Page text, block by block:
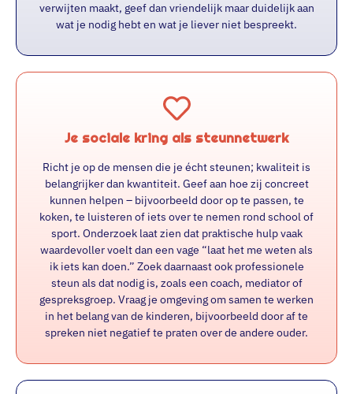
verwijten maakt, geef dan vriendelijk maar duidelijk aan
wat je nodig hebt en wat je liever niet bespreekt.
Je sociale kring als steunnetwerk
Richt je op de mensen die je écht steunen; kwaliteit is
belangrijker dan kwantiteit. Geef aan hoe zij concreet
kunnen helpen – bijvoorbeeld door op te passen, te
koken, te luisteren of iets over te nemen rond school of
sport. Onderzoek laat zien dat praktische hulp vaak
waardevoller voelt dan een vage “laat het me weten als
ik iets kan doen.” Zoek daarnaast ook professionele
steun als dat nodig is, zoals een coach, mediator of
gespreksgroep. Vraag je omgeving om samen te werken
in het belang van de kinderen, bijvoorbeeld door af te
spreken niet negatief te praten over de andere ouder.